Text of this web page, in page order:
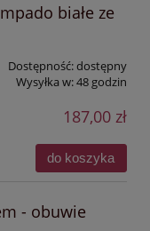
białe ze
Dostępność:dostępny
Wysyłka w:48 godzin
187,00 zł
do koszyka
- obuwie